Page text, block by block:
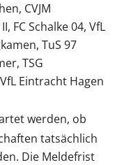
CVJM
FC Schalke 04, VfL
TuS 97
TSG
Eintracht Hagen
werden, ob
tatsächlich
Die Meldefrist